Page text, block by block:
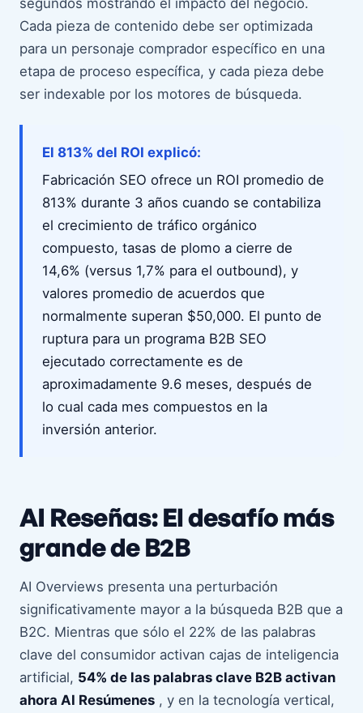
Cada pieza de contenido debe ser optimizada
para un personaje comprador específico en una
etapa de proceso específica, y cada pieza debe
ser indexable por los motores de búsqueda.
El 813% del ROI explicó:
Fabricación SEO ofrece un ROI promedio de
813% durante 3 años cuando se contabiliza
el crecimiento de tráfico orgánico
compuesto, tasas de plomo a cierre de
14,6% (versus 1,7% para el outbound), y
valores promedio de acuerdos que
normalmente superan $50,000. El punto de
ruptura para un programa B2B SEO
ejecutado correctamente es de
aproximadamente 9.6 meses, después de
lo cual cada mes compuestos en la
inversión anterior.
AI Reseñas: El desafío más
grande de B2B
AI Overviews presenta una perturbación
significativamente mayor a la búsqueda B2B que a
B2C. Mientras que sólo el 22% de las palabras
clave del consumidor activan cajas de inteligencia
artificial, 54% de las palabras clave B2B activan
ahora AI Resúmenes , y en la tecnología vertical,